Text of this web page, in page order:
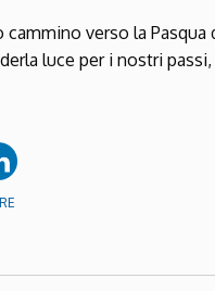
verso la
luce per i nostri